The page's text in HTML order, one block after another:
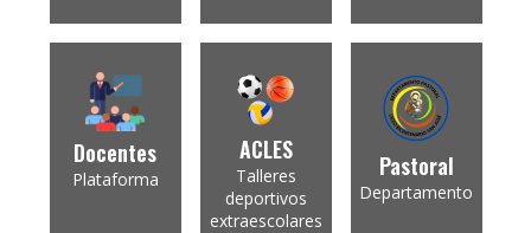
Docentes
Plataforma
ACLES
Talleres
deportivos
extraescolares
Pastoral
Departamento